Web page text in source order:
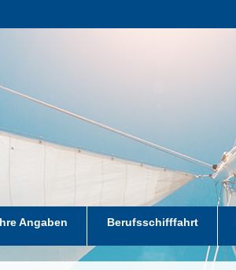
Angaben Berufsschifffahrt